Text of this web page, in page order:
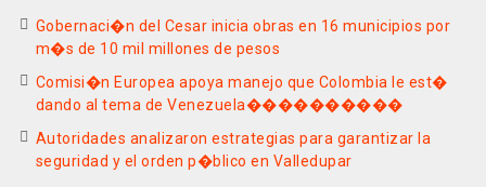
Gobernaci�n del Cesar inicia obras en 16 municipios por
m�s de 10 mil millones de pesos
Comisi�n Europea apoya manejo que Colombia le est�
dando al tema de Venezuela����������
Autoridades analizaron estrategias para garantizar la
seguridad y el orden p�blico en Valledupar